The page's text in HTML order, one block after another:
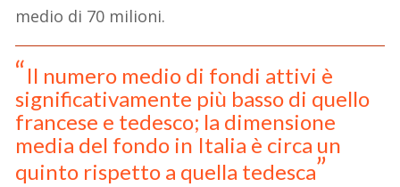
medio di 70 milioni.
Il numero medio di fondi attivi è
significativamente più basso di quello
francese e tedesco; la dimensione
media del fondo in Italia è circa un
quinto rispetto a quella tedesca